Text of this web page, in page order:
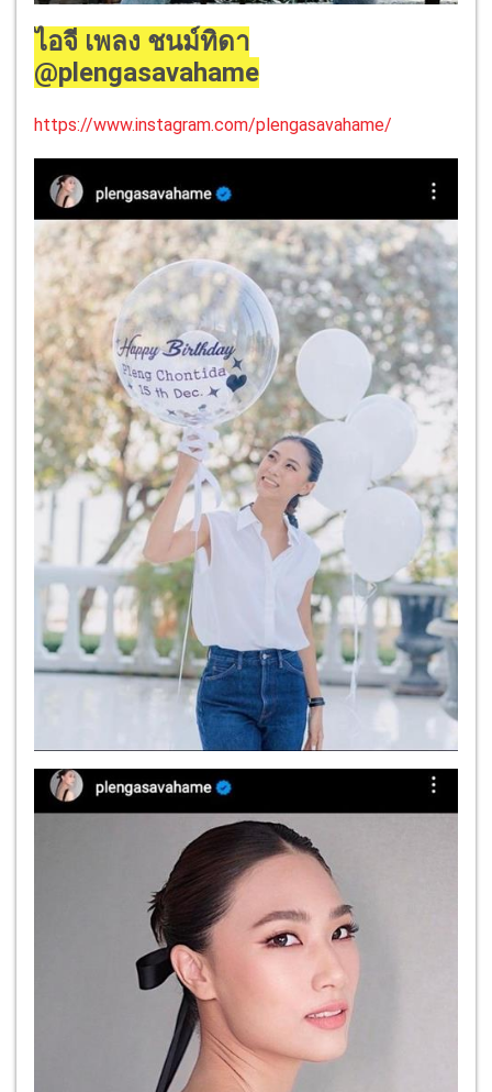
ไอจี เพลง ชนม์ทิดา
@plengasavahame
https://www.instagram.com/plengasavahame/